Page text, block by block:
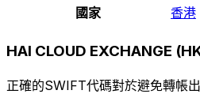
國家
香港
HAI CLOUD EXCHANGE
正確的SWIFT代碼對於避免轉帳